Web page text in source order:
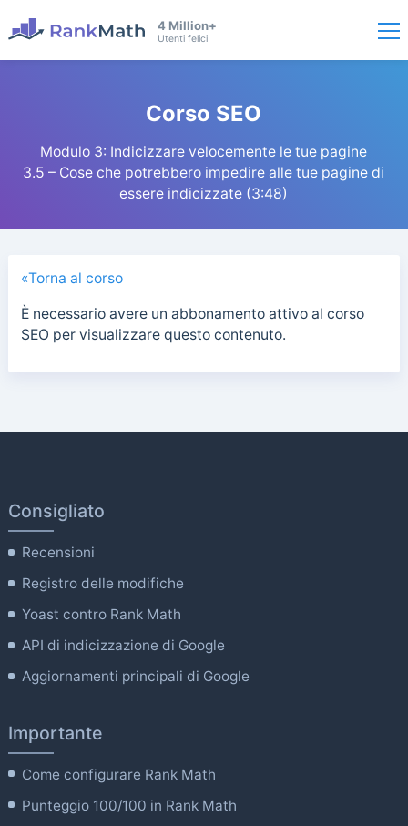
4 Million+
Utenti felici
Corso SEO
Modulo 3: Indicizzare velocemente le tue pagine
3.5 – Cose che potrebbero impedire alle tue pagine di
essere indicizzate (3:48)
«Torna al corso
È necessario avere un abbonamento attivo al corso
SEO per visualizzare questo contenuto.
Consigliato
Recensioni
Registro delle modifiche
Yoast contro Rank Math
API di indicizzazione di Google
Aggiornamenti principali di Google
Importante
Come configurare Rank Math
Punteggio 100/100 in Rank Math